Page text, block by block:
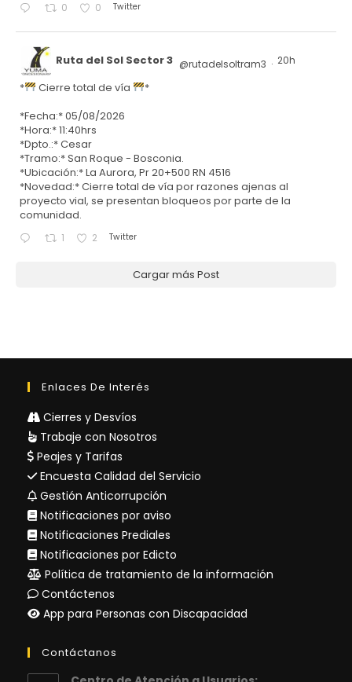
0 0 Twitter
Ruta del Sol Sector 3 @rutadelsoltram3 · 20h
* Cierre total de vía
*
*Fecha:* 05/08/2026
*Hora:* 11:40hrs
*Dpto.:* Cesar
*Tramo:* San Roque - Bosconia.
*Ubicación:* La Aurora, Pr 20+500 RN 4516
*Novedad:* Cierre total de vía por razones ajenas al
proyecto vial, se presentan bloqueos por parte de la
comunidad.
1 2 Twitter
Cargar más Post
Enlaces De Interés
Cierres y Desvíos
Trabaje con Nosotros
Peajes y Tarifas
Encuesta Calidad del Servicio
Gestión Anticorrupción
Notificaciones por aviso
Notificaciones Prediales
Notificaciones por Edicto
Política de tratamiento de la información
Contáctenos
App para Personas con Discapacidad
Contáctanos